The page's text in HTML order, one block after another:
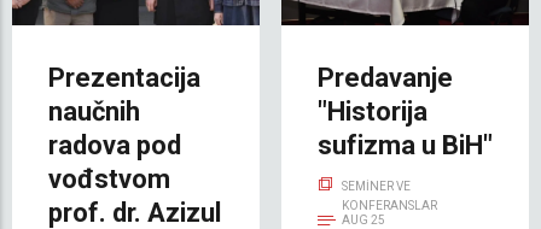
Prezentacija
naučnih
radova pod
vođstvom
prof. dr. Azizul
Predavanje
"Historija
sufizma u BiH"
SEMINER VE
KONFERANSLAR
AUG 25